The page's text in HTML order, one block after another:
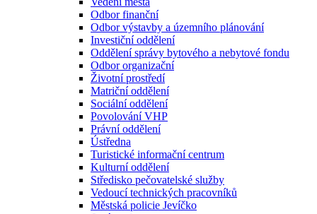
Odbor finanční
Odbor výstavby a územního plánování
Investiční oddělení
Oddělení správy bytového a nebytové fondu
Odbor organizační
Životní prostředí
Matriční oddělení
Sociální oddělení
Povolování VHP
Právní oddělení
Ústředna
Turistické informační centrum
Kulturní oddělení
Středisko pečovatelské služby
Vedoucí technických pracovníků
Městská policie Jevíčko